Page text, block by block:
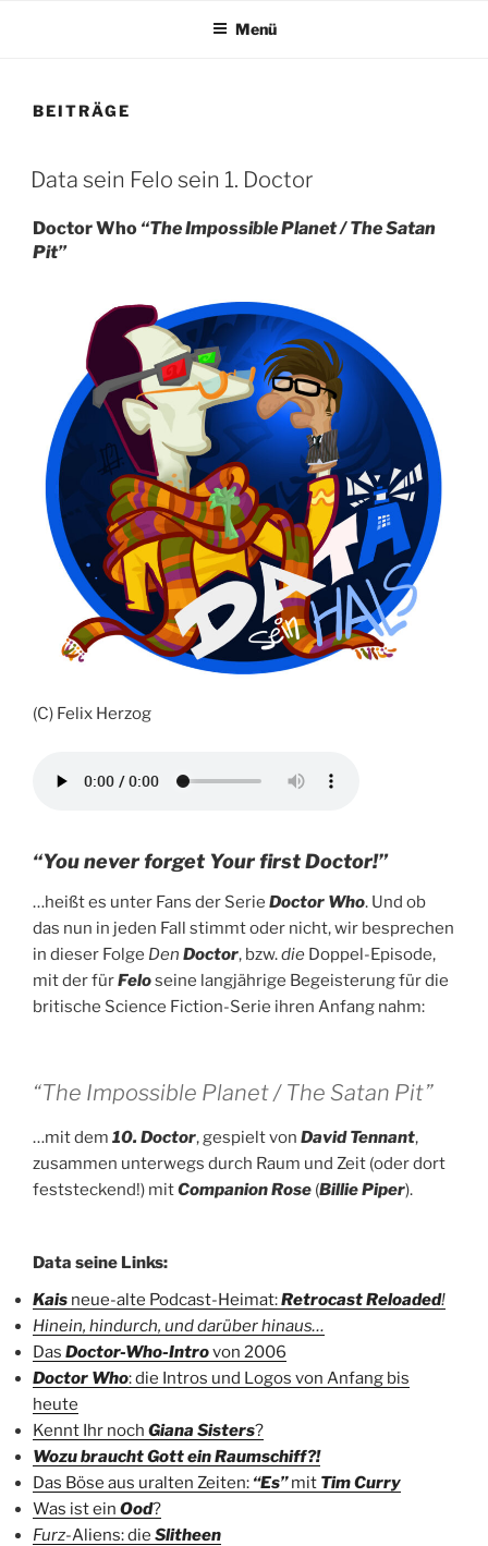
Menü
BEITRÄGE
Data sein Felo sein 1. Doctor
Doctor Who “The Impossible Planet / The Satan
Pit”
(C) Felix Herzog
“You never forget Your first Doctor!”
…heißt es unter Fans der Serie Doctor Who. Und ob
das nun in jeden Fall stimmt oder nicht, wir besprechen
in dieser Folge Den Doctor, bzw.die Doppel-Episode,
mit der fürFeloseine langjährige Begeisterung für die
britische Science Fiction-Serie ihren Anfang nahm:
“The Impossible Planet / The Satan Pit”
…mit dem 10. Doctor, gespielt von David Tennant,
zusammen unterwegs durch Raum und Zeit (oder dort
feststeckend!) mitCompanion Rose (Billie Piper).
Data seine Links:
Kais neue-alte Podcast-Heimat:Retrocast Reloaded!
Hinein, hindurch, und darüber hinaus…
Das Doctor-Who-Introvon 2006
Doctor Who: die Intros und Logos von Anfang bis
heute
Kennt Ihr noch Giana Sisters?
Wozu braucht Gott ein Raumschiff?!
Das Böse aus uralten Zeiten: “Es”mit Tim Curry
Was ist ein Ood?
Furz-Aliens: die Slitheen